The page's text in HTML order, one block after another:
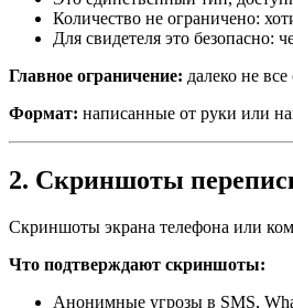
Количество не ограничено:
Для свидетеля это безопасно:
Главное ограничение: далеко не
Формат: написанные от руки или
2. Скриншоты
Скриншоты экрана телефона или
Что подтверждают скриншоты:
Анонимные угрозы в SMS,